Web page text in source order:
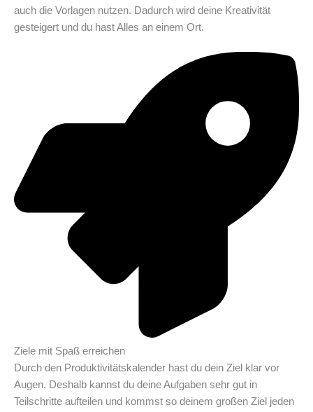
auch die Vorlagen nutzen. Dadurch wird deine Kreativität
gesteigert und du hast Alles an einem Ort.
Ziele mit Spaß erreichen
Durch den Produktivitätskalender hast du dein Ziel klar vor
Augen. Deshalb kannst du deine Aufgaben sehr gut in
Teilschritte aufteilen und kommst so deinem großen Ziel jeden